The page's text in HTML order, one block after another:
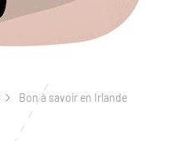
Bon à savoir en Irlande